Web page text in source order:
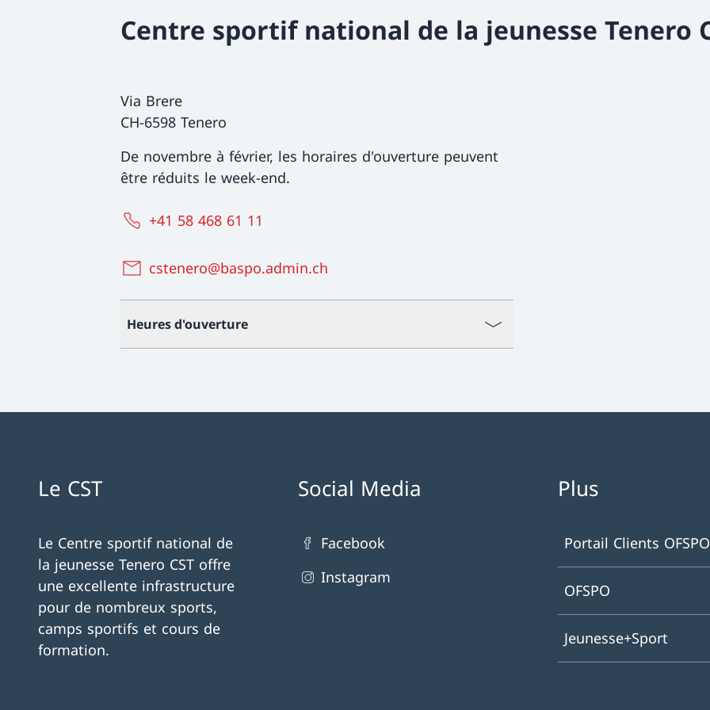
Centre sportif national de la jeunesse Tenero
Via Brere
CH-6598 Tenero
De novembre à février, les horaires d'ouverture peuvent
être réduits le week-end.
+41 58 468 61 11
cstenero@baspo.admin.ch
Heures d'ouverture
Le CST
Le Centre sportif national de
la jeunesse Tenero CST offre
une excellente infrastructure
pour de nombreux sports,
camps sportifs et cours de
formation.
Social Media
Facebook
Instagram
Plus
Portail Clients OFSPO
OFSPO
Jeunesse+Sport